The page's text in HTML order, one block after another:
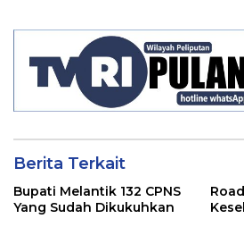
Berita Terkait
Bupati Melantik 132 CPNS
Yang Sudah Dikukuhkan